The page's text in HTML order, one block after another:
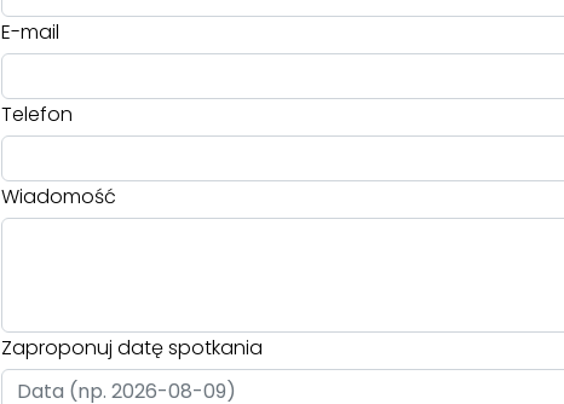
E-mail
Telefon
Wiadomość
Zaproponuj datę spotkania